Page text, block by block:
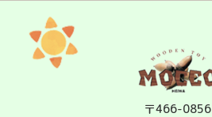
〒466-0856